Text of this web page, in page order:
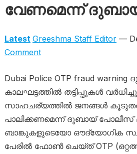
വേണമെന്ന്
Latest Greeshma Staff Editor—
Comment
Dubai Police OTP fraud
കാലഘട്ടത്തിൽ തട്ടിപ്പുകൾ
സാഹചര്യത്തിൽ ജനങ്ങൾ
പാലിക്കണമെന്ന് ദുബായ് പോലീസ്
ബാങ്കുകളുടെയോ ഔദ്യോഗിക
പേരിൽ ഫോൺ ചെയ്ത് OTP